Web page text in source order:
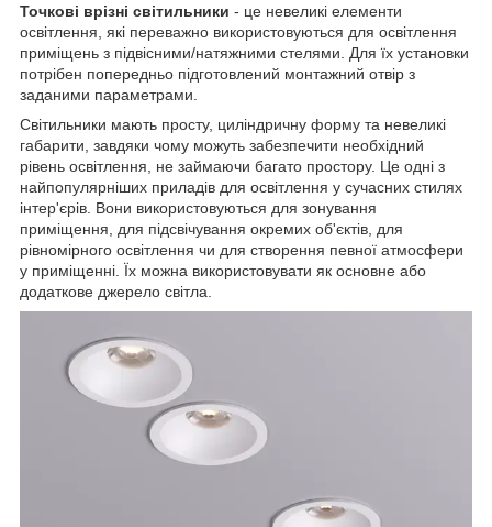
Точкові врізні світильники - це невеликі елементи
освітлення, які переважно використовуються для освітлення
приміщень з підвісними/натяжними стелями. Для їх установки
потрібен попередньо підготовлений монтажний отвір з
заданими параметрами.
Світильники мають просту, циліндричну форму та невеликі
габарити, завдяки чому можуть забезпечити необхідний
рівень освітлення, не займаючи багато простору. Це одні з
найпопулярніших приладів для освітлення у сучасних стилях
інтер'єрів. Вони використовуються для зонування
приміщення, для підсвічування окремих об'єктів, для
рівномірного освітлення чи для створення певної атмосфери
у приміщенні. Їх можна використовувати як основне або
додаткове джерело світла.